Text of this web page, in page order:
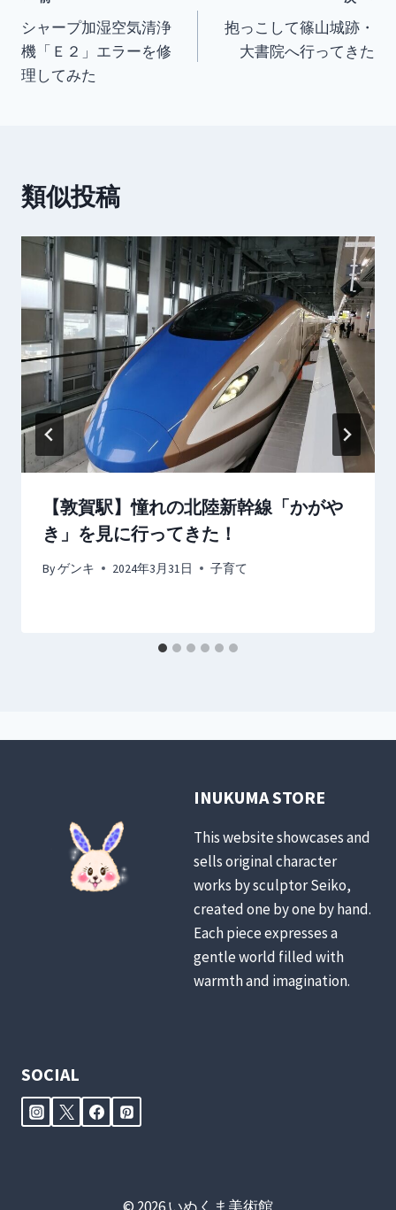
稿
ナ
ー
ョ
ン
シャープ加湿空気清浄
機「Ｅ２」エラーを修
理してみた
抱っこして篠山城跡・
大書院へ行ってきた
類似投稿
【敦賀駅】憧れの北陸新幹線「かがや
き」を見に行ってきた！
Byゲンキ 2024年3月31日 子育て
INUKUMA STORE
This website showcases and
sells original character
works by sculptor Seiko,
created one by one by hand.
Each piece expresses a
gentle world filled with
warmth and imagination.
SOCIAL